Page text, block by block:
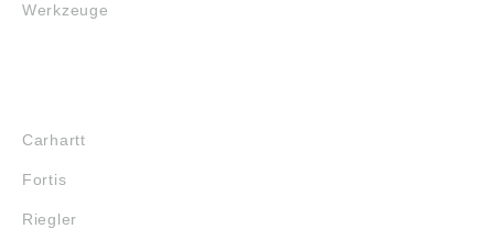
Werkzeuge
Carhartt
Fortis
Riegler